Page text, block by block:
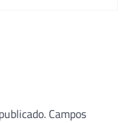
Campos